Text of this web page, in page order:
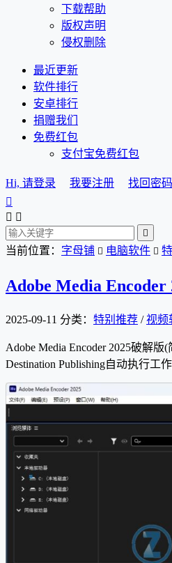
下载帮助
版权声明
侵权删除
最近更新
软件排行
安卓排行
捐赠我们
免费红包
支付宝免费红包
Hi, 请登录 我要注册 找回密码

 

当前位置： 字母铺  电脑软件 
Adobe Media Encoder
2025-09-11 分类： 特别推荐 /视频
Adobe Media Encoder 2025破解
Destination Publishing自动执行工